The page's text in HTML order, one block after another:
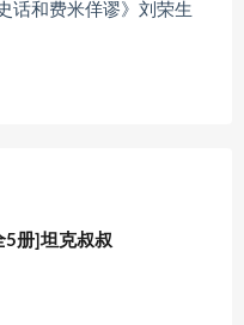
话和费米佯谬》刘荣生
5册]坦克叔叔